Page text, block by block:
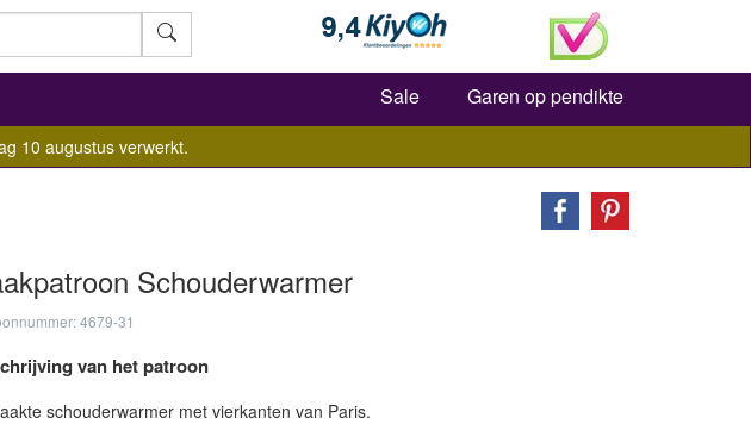
Zoeken
Sale Garen op pendikte
10 augustus verwerkt.
Schouderwarmer
4679-31
van het patroon
schouderwarmer met vierkanten van Paris.